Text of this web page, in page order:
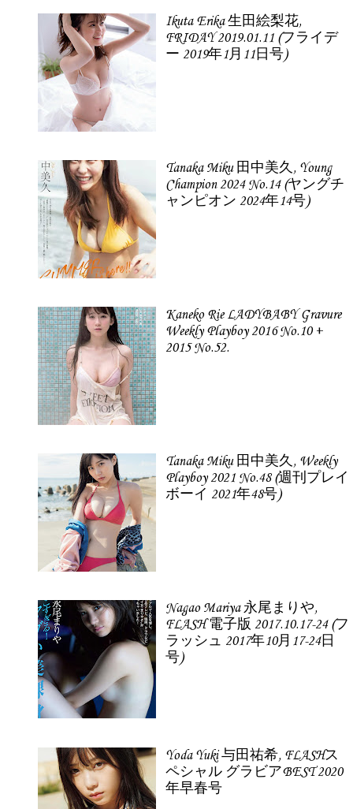
Ikuta Erika 生田絵梨花,
FRIDAY 2019.01.11 (フライデ
ー 2019年1月11日号)
Tanaka Miku 田中美久, Young
Champion 2024 No.14 (ヤングチ
ャンピオン 2024年14号)
Kaneko Rie LADYBABY Gravure
Weekly Playboy 2016 No.10 +
2015 No.52.
Tanaka Miku 田中美久, Weekly
Playboy 2021 No.48 (週刊プレイ
ボーイ 2021年48号)
Nagao Mariya 永尾まりや,
FLASH 電子版 2017.10.17-24 (フ
ラッシュ 2017年10月17-24日
号)
Yoda Yuki 与田祐希, FLASHス
ペシャル グラビアBEST 2020
年早春号